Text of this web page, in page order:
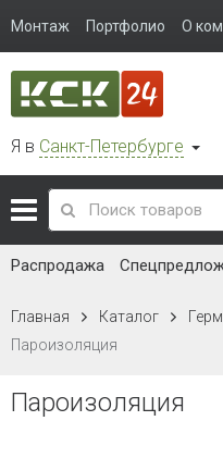
Монтаж Портфолио О
Я в Санкт-Петербурге
Распродажа
Главная Каталог
Пароизоляция
Пароизоляция